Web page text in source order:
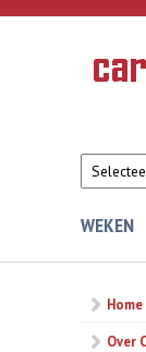
Overslaan en naar de
van de
WEKEN
Home
Over